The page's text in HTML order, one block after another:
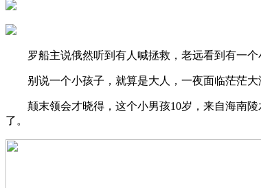
罗船主说俄然听到有人喊拯救，老远看到有一个
别说一个小孩子，就算是大人，一夜面临茫茫大
颠末领会才晓得，这个小男孩10岁，来自海南陵
了。